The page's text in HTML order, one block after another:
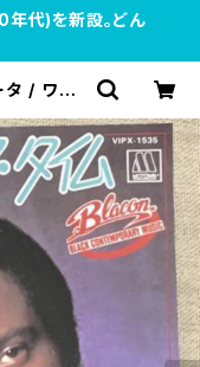
代)を新設。どん
/ ワン・